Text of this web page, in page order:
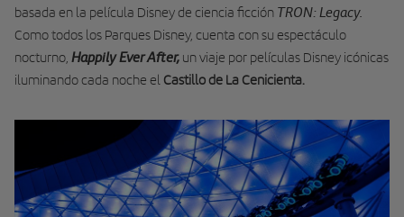
basada en la película Disney de ciencia ficción TRON: Legacy.
Como todos los Parques Disney, cuenta con su espectáculo
nocturno, Happily Ever After, un viaje por películas Disney icónicas
iluminando cada noche el Castillo de La Cenicienta.